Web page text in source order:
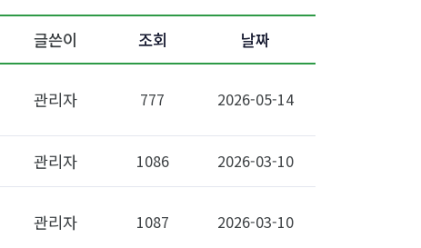
글쓴이 조회 날짜
관리자 777 2026-05-14
관리자 1086 2026-03-10
관리자 1087 2026-03-10